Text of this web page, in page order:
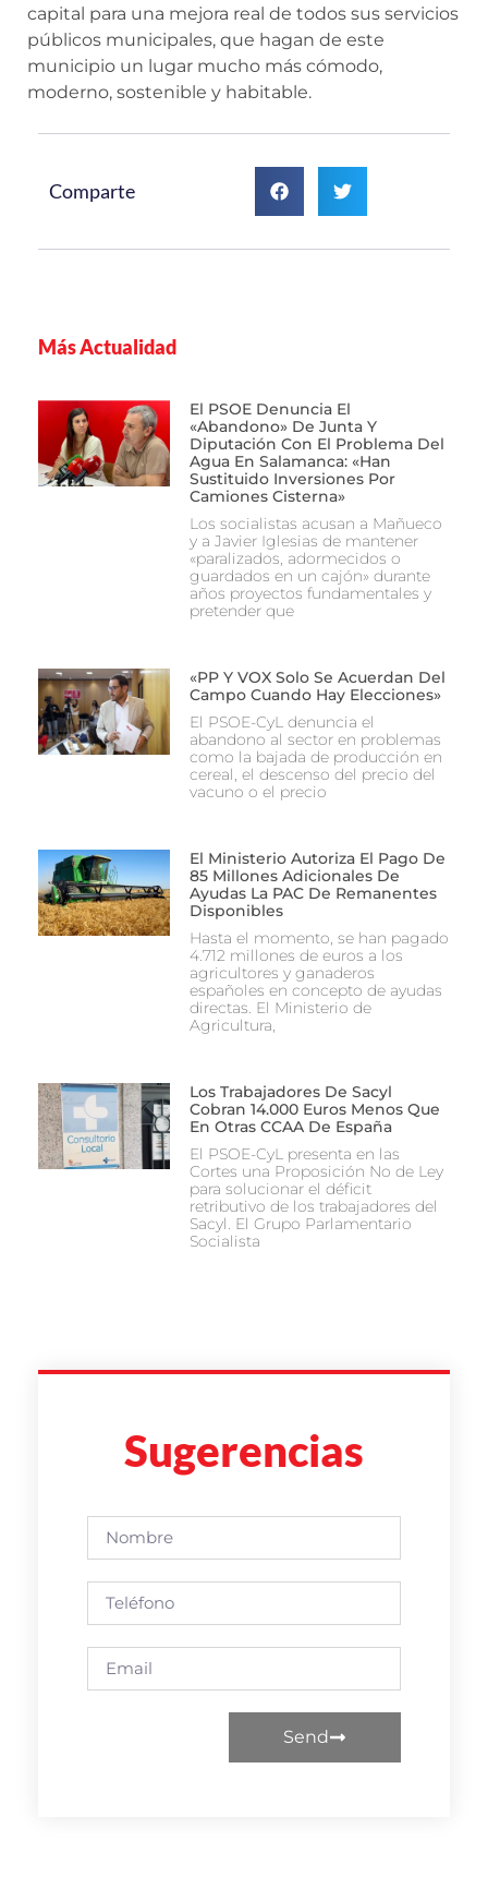
capital para una mejora real de todos sus servicios
públicos municipales, que hagan de este
municipio un lugar mucho más cómodo,
moderno, sostenible y habitable.
Comparte
Más Actualidad
El PSOE Denuncia El
«abandono» De Junta Y
Diputación Con El Problema Del
Agua En Salamanca: «Han
Sustituido Inversiones Por
Camiones Cisterna»
Los socialistas acusan a Mañueco
y a Javier Iglesias de mantener
«paralizados, adormecidos o
guardados en un cajón» durante
años proyectos fundamentales y
pretender que
«PP Y VOX Solo Se Acuerdan Del
Campo Cuando Hay Elecciones»
El PSOE-CyL denuncia el
abandono al sector en problemas
como la bajada de producción en
cereal, el descenso del precio del
vacuno o el precio
El Ministerio Autoriza El Pago De
85 Millones Adicionales De
Ayudas La PAC De Remanentes
Disponibles
Hasta el momento, se han pagado
4.712 millones de euros a los
agricultores y ganaderos
españoles en concepto de ayudas
directas. El Ministerio de
Agricultura,
Los Trabajadores De Sacyl
Cobran 14.000 Euros Menos Que
En Otras CCAA De España
El PSOE-CyL presenta en las
Cortes una Proposición No de Ley
para solucionar el déficit
retributivo de los trabajadores del
Sacyl. El Grupo Parlamentario
Socialista
Sugerencias
Send